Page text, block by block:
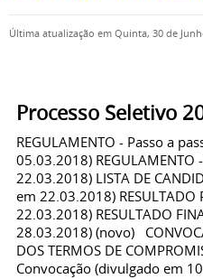
Última atualização em Quinta, 30 de
Processo Seletivo
REGULAMENTO - Passo a
05.03.2018)
22.03.2018) LISTA DE
em 22.03.2018) RESULTADO
22.03.2018) RESULTADO
28.03.2018) (novo)
DOS TERMOS DE
Convocação (divulgado em